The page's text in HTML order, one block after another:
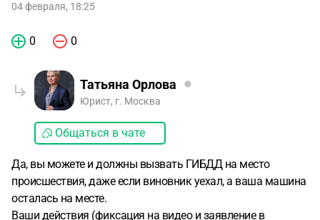
04 февраля, 18:25
0 0
Татьяна Орлова
Юрист, г. Москва
Общаться в чате
Да, вы можете и должны вызвать ГИБДД на место
происшествия, даже если виновник уехал, а ваша машина
осталась на месте.
Ваши действия (фиксация на видео и заявление в